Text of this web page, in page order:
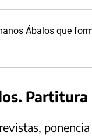
Ábalos que
Partitura